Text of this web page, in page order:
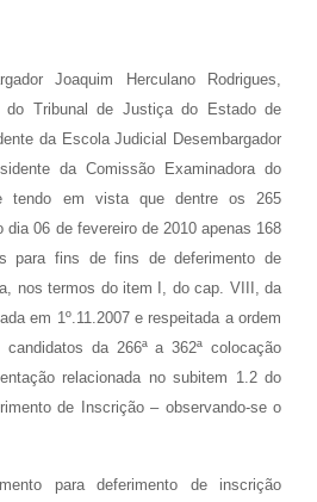
Joaquim Herculano Rodrigues,
do Tribunal de Justiça do Estado de
da Escola Judicial Desembargador
da Comissão Examinadora do
tendo em vista que dentre os 265
06 de fevereiro de 2010 apenas 168
para fins de fins de deferimento de
nos termos do item I, do cap. VIII, da
em 1º.11.2007 e respeitada a ordem
da 266ª a 362ª colocação
relacionada no subitem 1.2 do
de Inscrição – observando-se o
para deferimento de inscrição